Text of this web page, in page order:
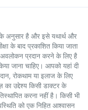
के अनुसार है और इसे यथार्थ और
के बाद प्रकाशित किया जाता
अवलोकन प्रदान करने के लिए है
जाना चाहिए। आपको यहां दी
रोकथाम या इलाज के लिए
का उद्देश्य किसी डाक्टर के
करना नहीं है। किसी भी
को एक निहित आश्वासन